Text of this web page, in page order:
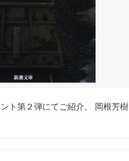
ント第２弾にてご紹介。 岡根芳樹